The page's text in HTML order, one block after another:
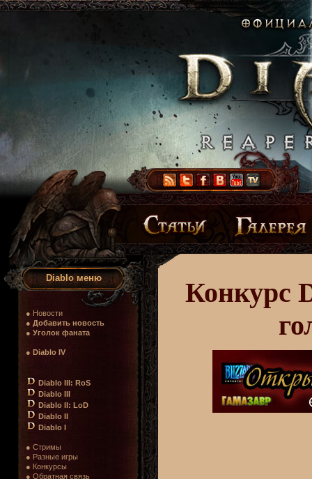
Diablo меню
● Новости
● Добавить новость
● Уголок фаната
● Diablo IV
Diablo III: RoS
Diablo III
Diablo II: LoD
Diablo II
Diablo I
● Стримы
● Разные игры
● Конкурсы
● Обратная связь
Конкурс